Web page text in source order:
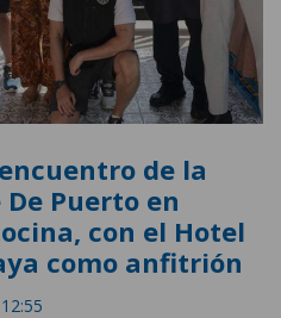
de la
Puerto en
con el Hotel
como anfitrión